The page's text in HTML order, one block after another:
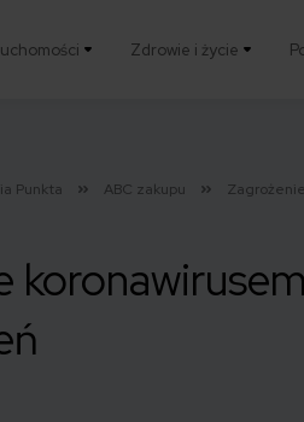
Zdrowie i życie
Punkta ABC zakupu